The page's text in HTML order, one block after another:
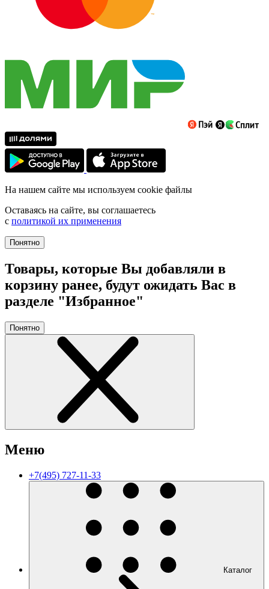
На нашем сайте мы используем cookie файлы
Оставаясь на сайте, вы соглашаетесь
с политикой их применения
Понятно
Товары, которые Вы добавляли в
корзину ранее, будут ожидать Вас в
разделе "Избранное"
Понятно
Меню
+7(495) 727-11-33
Каталог